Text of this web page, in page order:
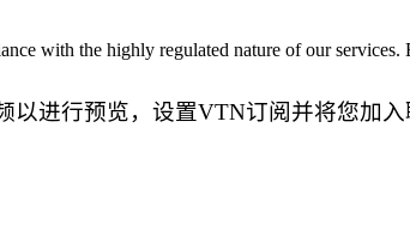
with the highly regulated nature of our
进行预览，设置VTN订阅并将您加入